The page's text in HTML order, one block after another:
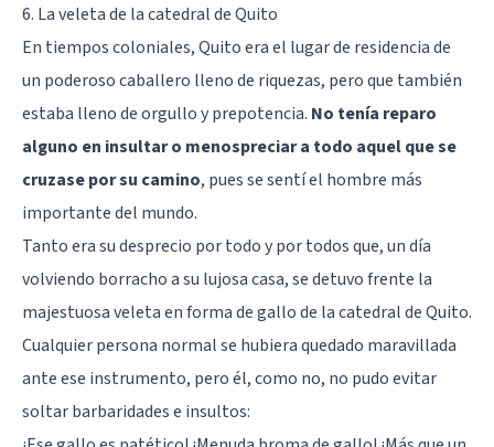
6. La veleta de la catedral de Quito
En tiempos coloniales, Quito era el lugar de residencia de
un poderoso caballero lleno de riquezas, pero que también
estaba lleno de orgullo y prepotencia. No tenía reparo
alguno en insultar o menospreciar a todo aquel que se
cruzase por su camino, pues se sentí el hombre más
importante del mundo.
Tanto era su desprecio por todo y por todos que, un día
volviendo borracho a su lujosa casa, se detuvo frente la
majestuosa veleta en forma de gallo de la catedral de Quito.
Cualquier persona normal se hubiera quedado maravillada
ante ese instrumento, pero él, como no, no pudo evitar
soltar barbaridades e insultos: